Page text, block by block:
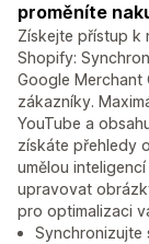
proměníte
Získejte přístup k
Shopify:
Google Merchant
zákazníky.
YouTube a
získáte přehledy
umělou
upravovat
pro optimalizaci
Synchronizujte